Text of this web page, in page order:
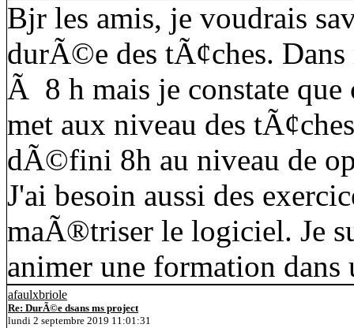
Bjr les amis, je voudrais
durÃ©e des tÃ¢ches.
Ã 8 h mais je constate que
met aux niveau des
dÃ©fini 8h au niveau de
J'ai besoin aussi des
maÃ®triser le logiciel. Je
animer une formation dans
afaulxbriole
Re: DurÃ©e dsans ms project
lundi 2 septembre 2019 11:01:31